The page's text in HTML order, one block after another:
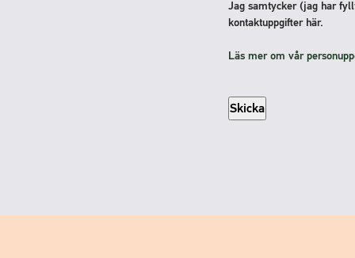
Jag samtycker (jag har
kontaktuppgifter här.
Läs mer om vår